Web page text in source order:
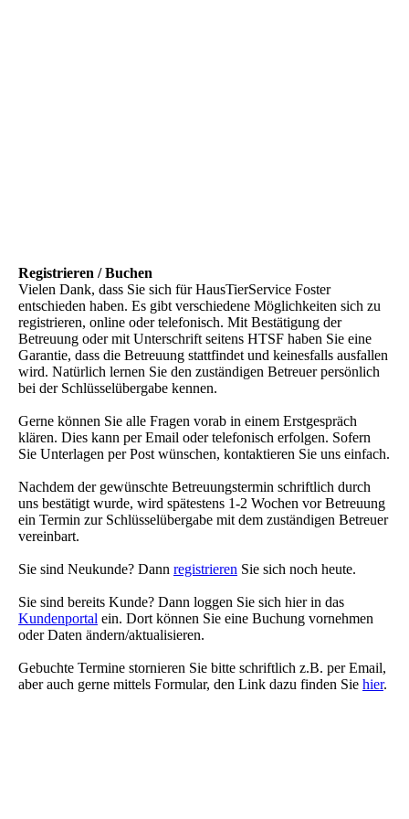
Registrieren / Buchen
Vielen Dank, dass Sie sich für HausTierService Foster
entschieden haben. Es gibt verschiedene Möglichkeiten sich zu
registrieren, online oder telefonisch. Mit Bestätigung der
Betreuung oder mit Unterschrift seitens HTSF haben Sie eine
Garantie, dass die Betreuung stattfindet und keinesfalls ausfallen
wird. Natürlich lernen Sie den zuständigen Betreuer persönlich
bei der Schlüsselübergabe kennen.
Gerne können Sie alle Fragen vorab in einem Erstgespräch
klären. Dies kann per Email oder telefonisch erfolgen. Sofern
Sie Unterlagen per Post wünschen, kontaktieren Sie uns einfach.
Nachdem der gewünschte Betreuungstermin schriftlich durch
uns bestätigt wurde, wird spätestens 1-2 Wochen vor Betreuung
ein Termin zur Schlüsselübergabe mit dem zuständigen Betreuer
vereinbart.
Sie sind Neukunde? Dann registrieren Sie sich noch heute.
Sie sind bereits Kunde? Dann loggen Sie sich hier in das
Kundenportal ein. Dort können Sie eine Buchung vornehmen
oder Daten ändern/aktualisieren.
Gebuchte Termine stornieren Sie bitte schriftlich z.B. per Email,
aber auch gerne mittels Formular, den Link dazu finden Sie hier.